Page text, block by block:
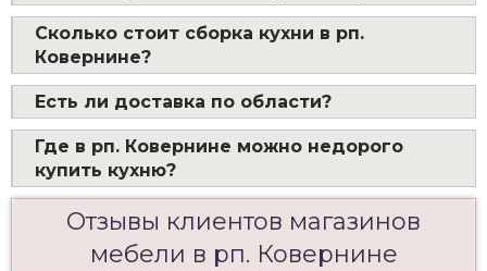
Сколько стоит сборка кухни в рп.
Ковернине?
Есть ли доставка по области?
Где в рп. Ковернине можно недорого
купить кухню?
Отзывы клиентов магазинов
мебели в рп. Ковернине